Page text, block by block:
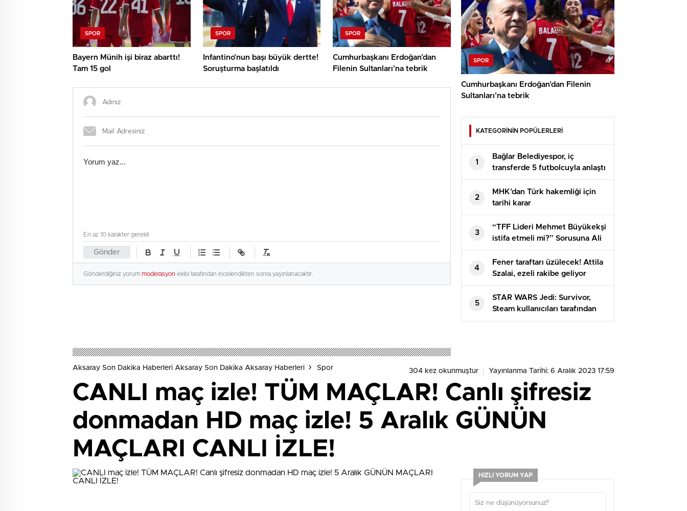
SPOR
Bayern Münih işi biraz abarttı!
Tam 15 gol
SPOR
Infantino’nun başı büyük dertte!
Soruşturma başlatıldı
SPOR
Cumhurbaşkanı Erdoğan’dan
Filenin Sultanları’na tebrik
Gönder
En az 10 karakter gerekli
Gönderdiğiniz yorum moderasyon ekibi tarafından incelendikten sonra yayınlanacaktır.
SPOR
Cumhurbaşkanı Erdoğan’dan Filenin
Sultanları’na tebrik
KATEGORİNİN POPÜLERLERİ
1
Bağlar Belediyespor, iç
transferde 5 futbolcuyla anlaştı
2
MHK’dan Türk hakemliği için
tarihi karar
3
“TFF Lideri Mehmet Büyükekşi
istifa etmeli mi?” Sorusuna Ali
Koç’tan net karşılık
4
Fener taraftarı üzülecek! Attila
Szalai, ezeli rakibe geliyor
5
STAR WARS Jedi: Survivor,
Steam kullanıcıları tarafından
olumsuz incelemelere boğuldu
Aksaray Son Dakika Haberleri Aksaray Son Dakika Aksaray Haberleri Spor 304 kez okunmuştur Yayınlanma Tarihi: 6 Aralık 2023 17:59
CANLI maç izle! TÜM MAÇLAR! Canlı şifresiz
donmadan HD maç izle! 5 Aralık GÜNÜN
MAÇLARI CANLI İZLE!
HIZLI YORUM YAP